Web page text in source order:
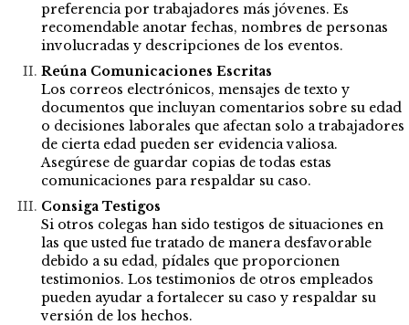
preferencia por trabajadores más jóvenes. Es
recomendable anotar fechas, nombres de personas
involucradas y descripciones de los eventos.
Reúna Comunicaciones Escritas
Los correos electrónicos, mensajes de texto y
documentos que incluyan comentarios sobre su edad
o decisiones laborales que afectan solo a trabajadores
de cierta edad pueden ser evidencia valiosa.
Asegúrese de guardar copias de todas estas
comunicaciones para respaldar su caso.
Consiga Testigos
Si otros colegas han sido testigos de situaciones en
las que usted fue tratado de manera desfavorable
debido a su edad, pídales que proporcionen
testimonios. Los testimonios de otros empleados
pueden ayudar a fortalecer su caso y respaldar su
versión de los hechos.